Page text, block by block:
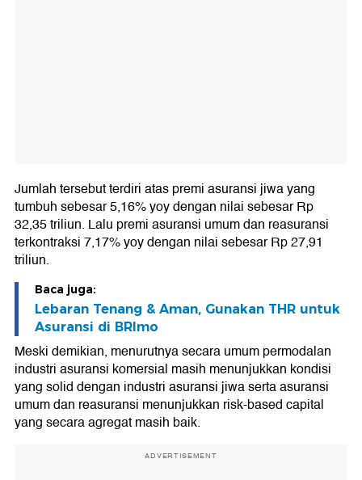
Jumlah tersebut terdiri atas premi asuransi jiwa yang
tumbuh sebesar 5,16% yoy dengan nilai sebesar Rp
32,35 triliun. Lalu premi asuransi umum dan reasuransi
terkontraksi 7,17% yoy dengan nilai sebesar Rp 27,91
triliun.
Baca juga:
Lebaran Tenang & Aman, Gunakan THR untuk
Asuransi di BRImo
Meski demikian, menurutnya secara umum permodalan
industri asuransi komersial masih menunjukkan kondisi
yang solid dengan industri asuransi jiwa serta asuransi
umum dan reasuransi menunjukkan risk-based capital
yang secara agregat masih baik.
ADVERTISEMENT